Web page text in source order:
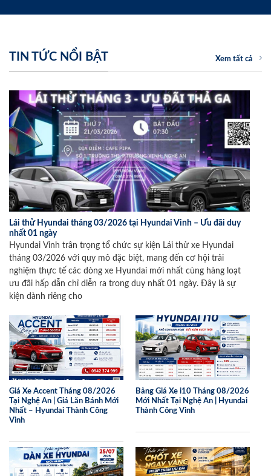
TIN TỨC NỔI BẬT Xem tất cả
Lái thử Hyundai tháng 03/2026 tại Hyundai Vinh – Ưu đãi duy
nhất 01 ngày
Hyundai Vinh trân trọng tổ chức sự kiện Lái thử xe Hyundai
tháng 03/2026 với quy mô đặc biệt, mang đến cơ hội trải
nghiệm thực tế các dòng xe Hyundai mới nhất cùng hàng loạt
ưu đãi hấp dẫn chỉ diễn ra trong duy nhất 01 ngày. Đây là sự
kiện dành riêng cho
Giá Xe Accent Tháng 08/2026
Tại Nghệ An | Giá Lăn Bánh Mới
Nhất – Hyundai Thành Công
Vinh
Bảng Giá Xe i10 Tháng 08/2026
Mới Nhất Tại Nghệ An | Hyundai
Thành Công Vinh